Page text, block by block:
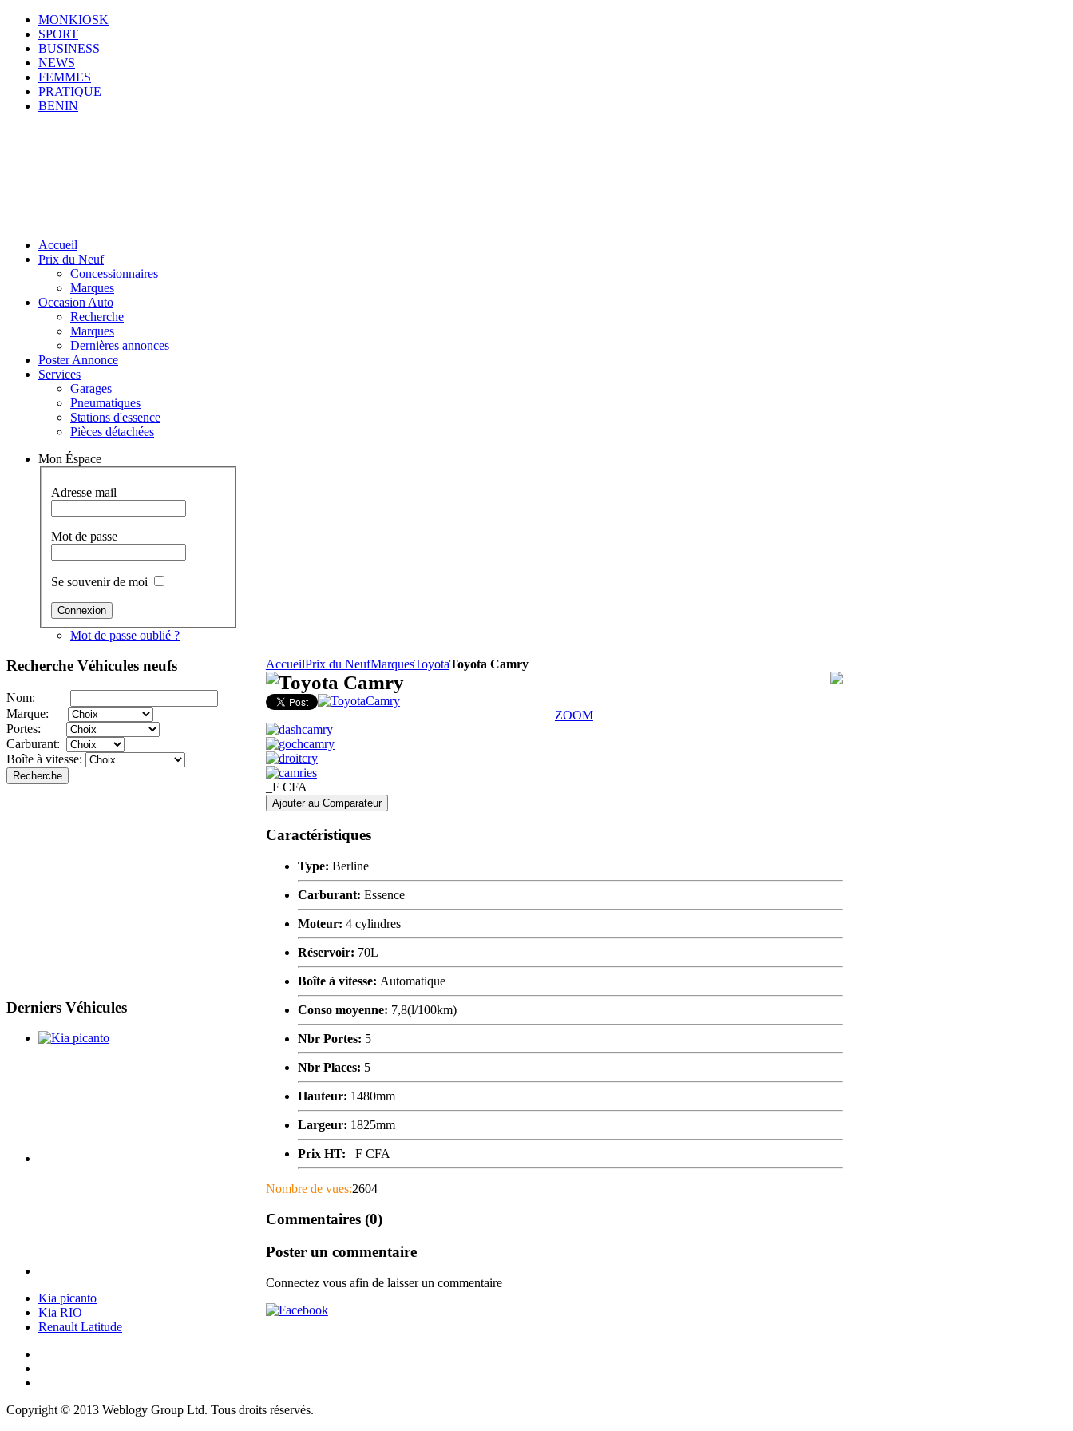
MONKIOSK
SPORT
BUSINESS
NEWS
FEMMES
PRATIQUE
BENIN
Accueil
Prix du Neuf
Concessionnaires
Marques
Occasion Auto
Recherche
Marques
Dernières annonces
Poster Annonce
Services
Garages
Pneumatiques
Stations d'essence
Pièces détachées
Mon Éspace
Adresse mail
Mot de passe
Se souvenir de moi
Mot de passe oublié ?
AccueilPrix du NeufMarquesToyotaToyota Camry
Toyota Camry
ZOOM
_F CFA
Ajouter au Comparateur
Caractéristiques
Type: Berline
Carburant: Essence
Moteur: 4 cylindres
Réservoir: 70L
Boîte à vitesse: Automatique
Conso moyenne: 7,8(l/100km)
Nbr Portes: 5
Nbr Places: 5
Hauteur: 1480mm
Largeur: 1825mm
Prix HT: _F CFA
Nombre de vues:2604
Commentaires (0)
Poster un commentaire
Connectez vous afin de laisser un commentaire
Recherche Véhicules neufs
Nom:
Marque:
Portes:
Carburant:
Boîte à vitesse:
Recherche
Derniers Véhicules
Kia picanto
Kia RIO
Renault Latitude
Copyright © 2013 Weblogy Group Ltd. Tous droits réservés.